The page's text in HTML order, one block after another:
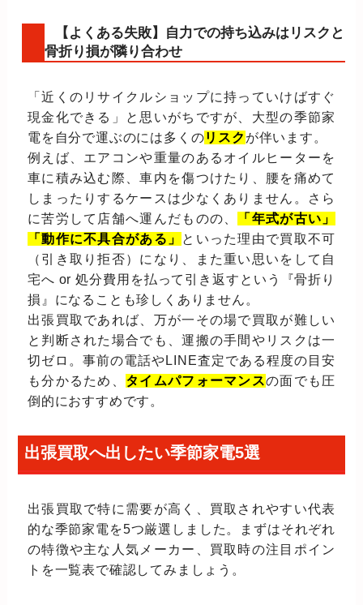
【よくある失敗】自力での持ち込みはリスクと
骨折り損が隣り合わせ
「近くのリサイクルショップに持っていけばすぐ
現金化できる」と思いがちですが、大型の季節家
電を自分で運ぶのには多くのリスク が伴います。
例えば、エアコンや重量のあるオイルヒーターを
車に積み込む際、車内を傷つけたり、腰を痛めて
しまったりするケースは少なくありません。さら
に苦労して店舗へ運んだものの、
「年式が古い」
「動作に不具合がある」
といった理由で買取不可
（引き取り拒否）になり、また重い思いをして自
宅へ or 処分費用を払って引き返すという『骨折り
損』になることも珍しくありません。
出張買取であれば、万が一その場で買取が難しい
と判断された場合でも、運搬の手間やリスクは一
切ゼロ。事前の電話やLINE査定である程度の目安
も分かるため、 タイムパフォーマンスの面でも圧
倒的におすすめです。
出張買取へ出したい季節家電5選
出張買取で特に需要が高く、買取されやすい代表
的な季節家電を5つ厳選しました。まずはそれぞれ
の特徴や主な人気メーカー、買取時の注目ポイン
トを一覧表で確認してみましょう。